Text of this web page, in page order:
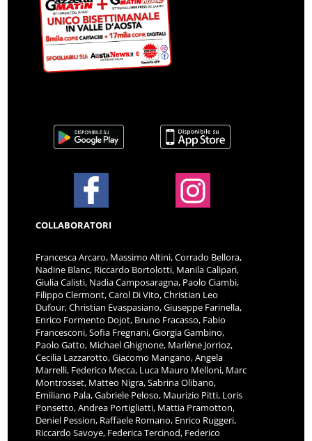
COLLABORATORI
Francesca Arcaro, Massimo Altini, Corrado Bellora,
Nadine Blanc, Riccardo Bortolotti, Manila Calipari,
Giulia Calisti, Nadia Camposaragna, Paolo Ciambi,
Filippo Clermont, Carol Di Vito, Christian Leo
Dufour, Christian Evaspasiano, Giuseppe Farinella,
Enrico Formento Dojot, Bruno Fracasso, Fabio
Francesconi, Sofia Fregnani, Giorgia Gambino,
Paolo Gatto, Michael Ghignone, Marlène Jorrioz,
Cecilia Lazzarotto, Giacomo Mangano, Angela
Marrelli, Federico Mecca, Luca Mauro Melloni, Marc
Montrosset, Matteo Nigra, Sabrina Olibano,
Emiliano Pala, Gabriele Peloso, Maurizio Pitti, Loris
Ponsetto, Andrea Portigliatti, Mattia Pramotton,
Deniel Pession, Raffaele Romano, Enrico Ruggeri,
Riccardo Savoye, Federica Tercinod, Federico